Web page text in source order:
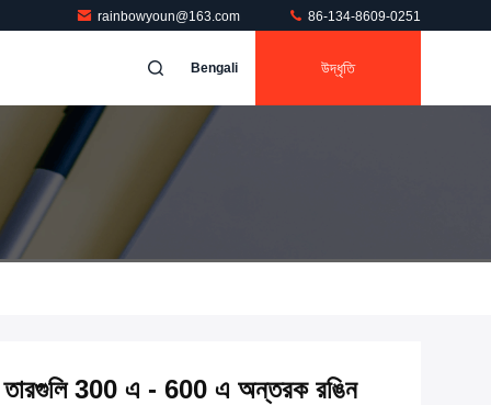
rainbowyoun@163.com 86-134-8609-0251
Bengali উদ্ধৃতি
তারগুলি 300 এ - 600 এ অন্তরক রঙিন